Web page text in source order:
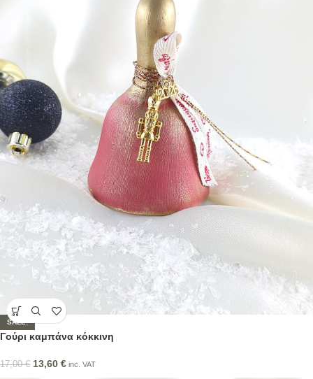
SALE!
Γούρι καμπάνα κόκκινη
17,00€ 13,60 € inc. VAT